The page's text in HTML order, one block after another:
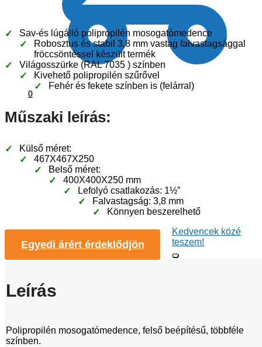
0
Sav-és lúgálló polipropilén mosogatómedence
Robosztus és stabil 3,8 mm vastag falvastagsággal
fröccsöntéssel készült termék
Világosszürke (RAL 7035 ) színben
Kivehető polipropilén szűrővel
Fehér és fekete színben is (felárral)
Műszaki leírás:
Külső méret:
467X467X250
Belső méret:
400X400X250 mm
Lefolyó csatlakozás: 1½”
Falvastagság: 3,8 mm
Könnyen beszerelhető
Egyedi árért érdeklődjön
Kedvencek közé
teszem!
Leírás
Polipropilén mosogatómedence, felső beépítésű, többféle
színben.